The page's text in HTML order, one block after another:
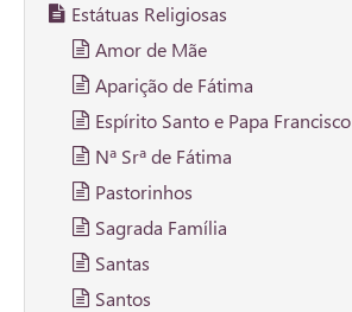
Estátuas Religiosas
Amor de Mãe
Aparição de Fátima
Espírito Santo e Papa Francisco
Nª Srª de Fátima
Pastorinhos
Sagrada Família
Santas
Santos